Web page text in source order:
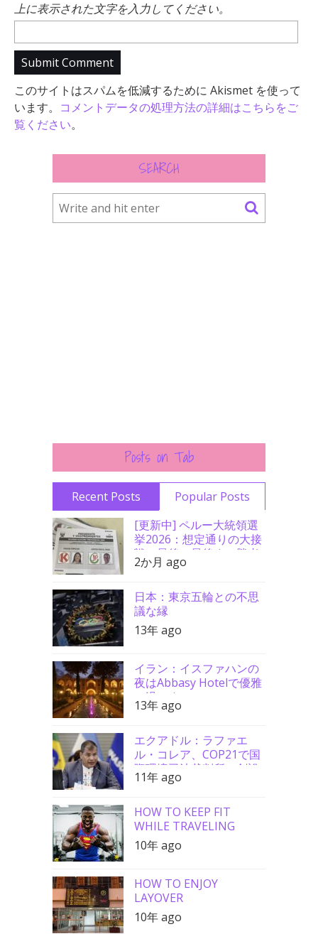
上に表示された文字を入力してください。
このサイトはスパムを低減するために Akismet を使って
います。 コメントデータの処理方法の詳細はこちらをご
覧ください。
SEARCH
Posts on Tab
Recent Posts
Popular Posts
[更新中] ペルー大統領選
挙2026：想定通りの大接
戦、最後の最後まで勝者
分からず
2か月 ago
日本：東京五輪との不思
議な縁
13年 ago
イラン：イスファハンの
夜はAbbasy Hotelで優雅
に過ごす
13年 ago
エクアドル：ラファエ
ル・コレア、COP21で国
際環境司法裁判所の創設
を要請
11年 ago
HOW TO KEEP FIT
WHILE TRAVELING
10年 ago
HOW TO ENJOY
LAYOVER
10年 ago